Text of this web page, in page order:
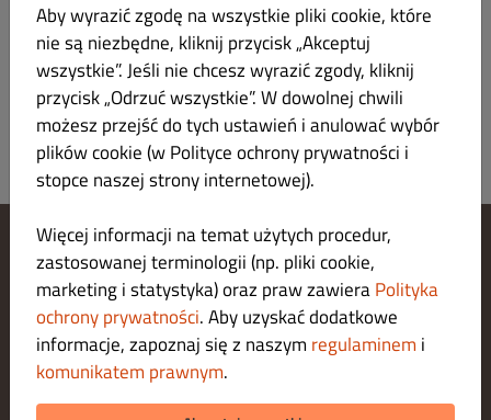
Wszystko KEBAB SPECIAL MIXY KANAPKI CHCESZ
Nie znaleziono pozycji menu w tej kategorii.
Zarządzaj ustawieniami cookies
Skontaktuj się z nami
Polityka ochrony prywatności
Regulamin
Legal notice
O nas
METODY PŁATNOŚCI ZA DOSTAWĘ
Aby wyrazić zgodę na wszystkie pliki cookie, które
nie są niezbędne, kliknij przycisk „Akceptuj
wszystkie”. Jeśli nie chcesz wyrazić zgody, kliknij
przycisk „Odrzuć wszystkie”. W dowolnej chwili
możesz przejść do tych ustawień i anulować wybór
plików cookie (w Polityce ochrony prywatności i
stopce naszej strony internetowej).
Więcej informacji na temat użytych procedur,
zastosowanej terminologii (np. pliki cookie,
marketing i statystyka) oraz praw zawieraPolityka
ochrony prywatności. Aby uzyskać dodatkowe
informacje, zapoznaj się z naszym regulaminem i
komunikatem prawnym.